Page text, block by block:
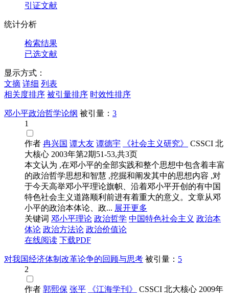
引证文献
统计分析
检索结果
已选文献
显示方式：
文摘 详细 列表
相关度排序 被引量排序 时效性排序
邓小平政治哲学论纲 被引量： 3
1
作者 冉兴国 谭大友 谭德宇 《社会主义研究》 CSSCI 北
大核心 2003年第2期51-53,共3页
本文认为 ,在邓小平的全部实践和整个思想中包含着丰富
的政治哲学思想和智慧 ,挖掘和阐发其中的思想内容 ,对
于今天高举邓小平理论旗帜、沿着邓小平开创的有中国
特色社会主义道路顺利前进有着重大的意义。文章从邓
小平的政治本体论、政... 展开更多
关键词 邓小平理论 政治哲学 中国特色社会主义 政治本
体论 政治方法论 政治价值论
在线阅读 下载PDF
对我国经济体制改革论争的回顾与思考 被引量： 5
2
作者 郭熙保 张平 《江海学刊》 CSSCI 北大核心 2009年